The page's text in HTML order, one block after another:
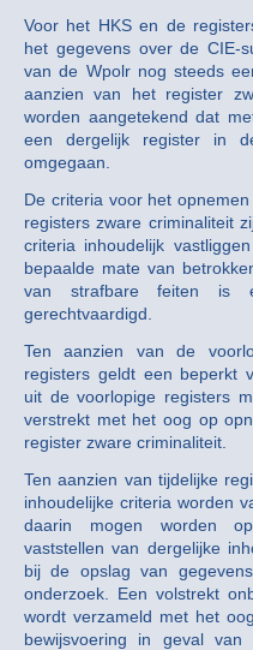
Voor het HKS en de
het gegevens over de CIE-
van de Wpolr nog steeds
aanzien van het register
worden aangetekend dat
een dergelijk register in
omgegaan.
De criteria voor het
registers zware criminaliteit
criteria inhoudelijk
bepaalde mate van
van strafbare feiten is
gerechtvaardigd.
Ten aanzien van de
registers geldt een beperkt
uit de voorlopige registers
verstrekt met het oog op
register zware criminaliteit.
Ten aanzien van tijdelijke
inhoudelijke criteria worden
daarin mogen worden
vaststellen van dergelijke
bij de opslag van
onderzoek. Een volstrekt
wordt verzameld met het
bewijsvoering in geval van